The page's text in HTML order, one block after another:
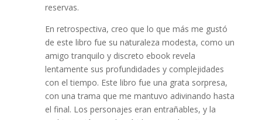
reservas.
En retrospectiva, creo que lo que más me gustó
de este libro fue su naturaleza modesta, como un
amigo tranquilo y discreto ebook revela
lentamente sus profundidades y complejidades
con el tiempo. Este libro fue una grata sorpresa,
con una trama que me mantuvo adivinando hasta
el final. Los personajes eran entrañables, y la